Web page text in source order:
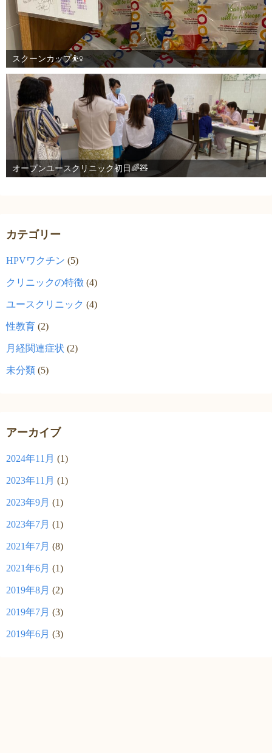
スクーンカップ⛹️‍♀️
オープンユースクリニック初日🌈🧸
カテゴリー
HPVワクチン (5)
クリニックの特徴 (4)
ユースクリニック (4)
性教育 (2)
月経関連症状 (2)
未分類 (5)
アーカイブ
2024年11月 (1)
2023年11月 (1)
2023年9月 (1)
2023年7月 (1)
2021年7月 (8)
2021年6月 (1)
2019年8月 (2)
2019年7月 (3)
2019年6月 (3)